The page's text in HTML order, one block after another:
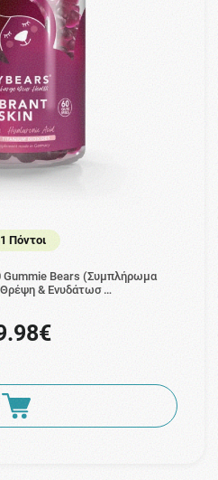
Πόντοι
Gummie Bears (Συμπλήρωμα
Θρέψη & Ενυδάτωσ …